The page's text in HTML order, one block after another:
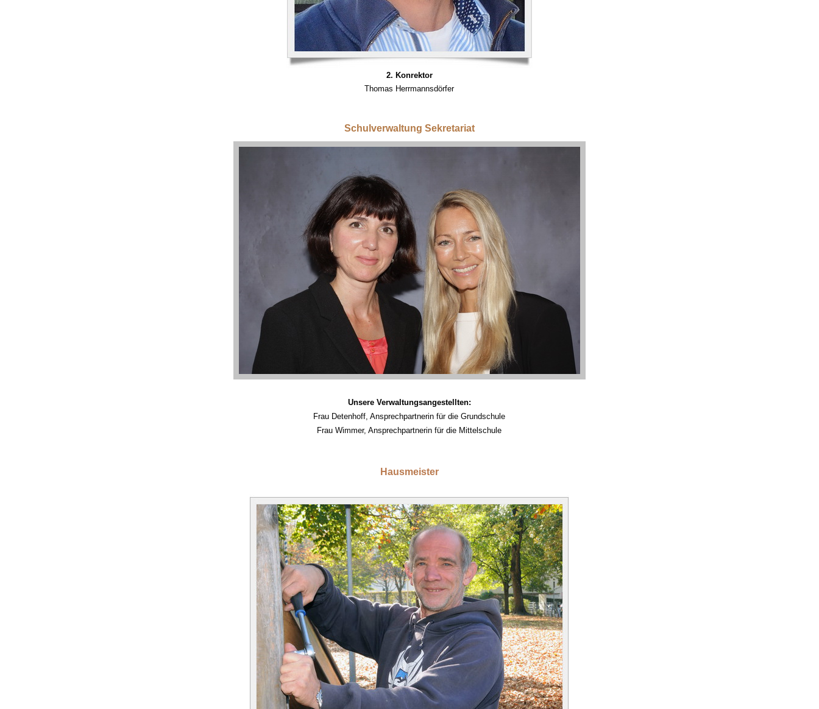
2. Konrektor
Thomas Herrmannsdörfer
Schulverwaltung Sekretariat
Unsere Verwaltungsangestellten:
Frau Detenhoff, Ansprechpartnerin für die Grundschule
Frau Wimmer, Ansprechpartnerin für die Mittelschule
Hausmeister